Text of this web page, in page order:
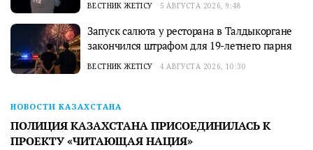
ВЕСТНИК ЖЕТІСУ 5 АВГУСТА 2026, 9:48
Запуск салюта у ресторана в Талдыкоргане
закончился штрафом для 19-летнего парня
ВЕСТНИК ЖЕТІСУ 4 АВГУСТА 2026, 10:30
НОВОСТИ КАЗАХСТАНА
ПОЛИЦИЯ КАЗАХСТАНА ПРИСОЕДИНИЛАСЬ К
ПРОЕКТУ «ЧИТАЮЩАЯ НАЦИЯ»